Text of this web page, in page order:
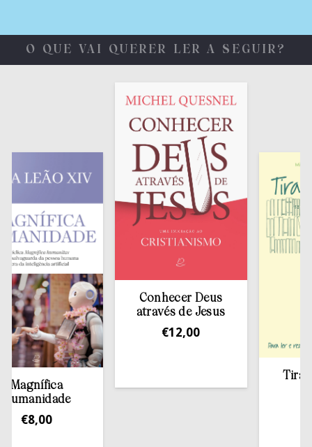
O QUE VAI QUERER LER A SEGUIR?
8,00
Conhecer Deus
através de Jesus
12,00
Tirar a